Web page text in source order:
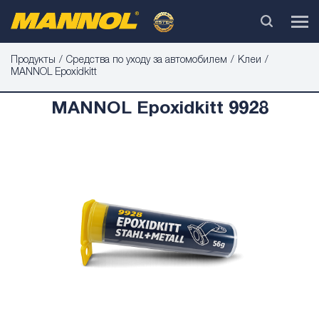
Продукты Средства по уходу за автомобилем
Клеи
MANNOL Epoxidkitt
MANNOL Epoxidkitt 9928